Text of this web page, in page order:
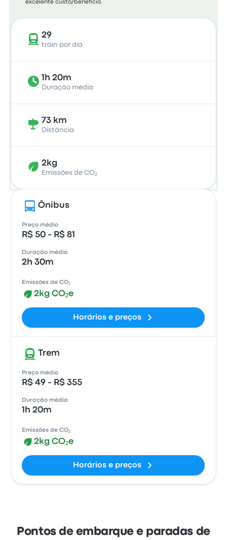
excelente custo/benefício.
29
train por dia
1h 20m
Duração média
73 km
Distância
2kg
Emissões de CO₂
Ônibus
Preço médio
R$ 50 - R$ 81
Duração média
2h 30m
Emissões de CO₂
2kg CO₂e
Horários e preços
Trem
Preço médio
R$ 49 - R$ 355
Duração média
1h 20m
Emissões de CO₂
2kg CO₂e
Horários e preços
Pontos de embarque e paradas de